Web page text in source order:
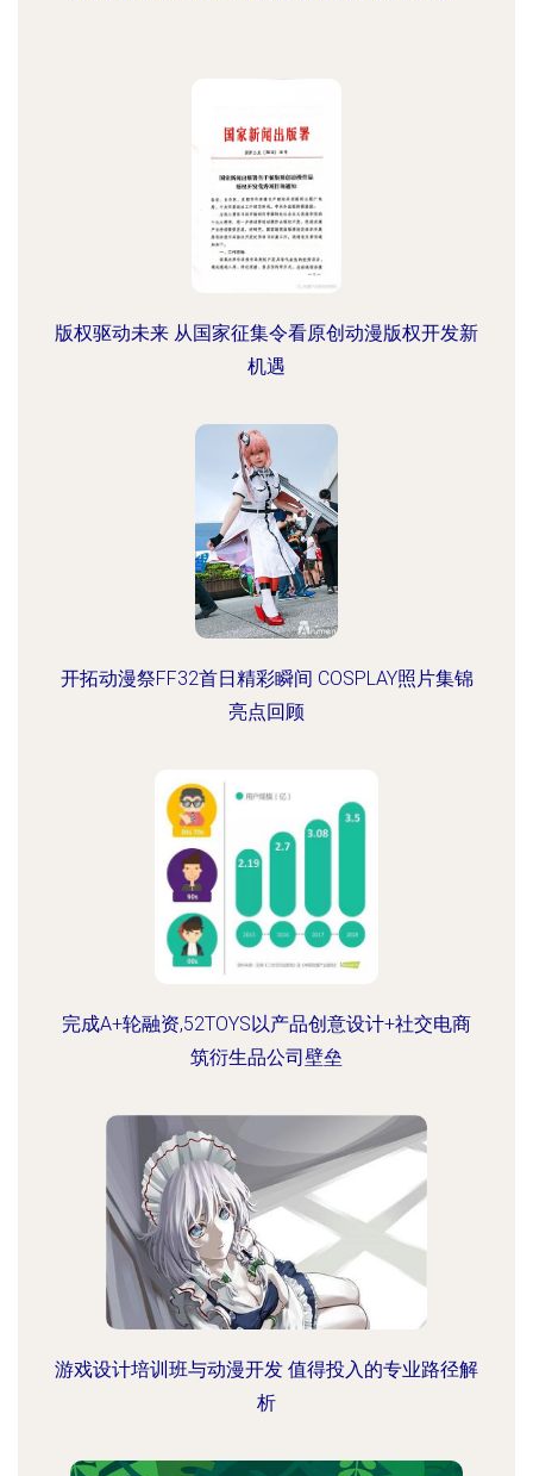
版权驱动未来 从国家征集令看原创动漫版权开发新
机遇
开拓动漫祭FF32首日精彩瞬间 COSPLAY照片集锦
亮点回顾
完成A+轮融资,52TOYS以产品创意设计+社交电商
筑衍生品公司壁垒
游戏设计培训班与动漫开发 值得投入的专业路径解
析